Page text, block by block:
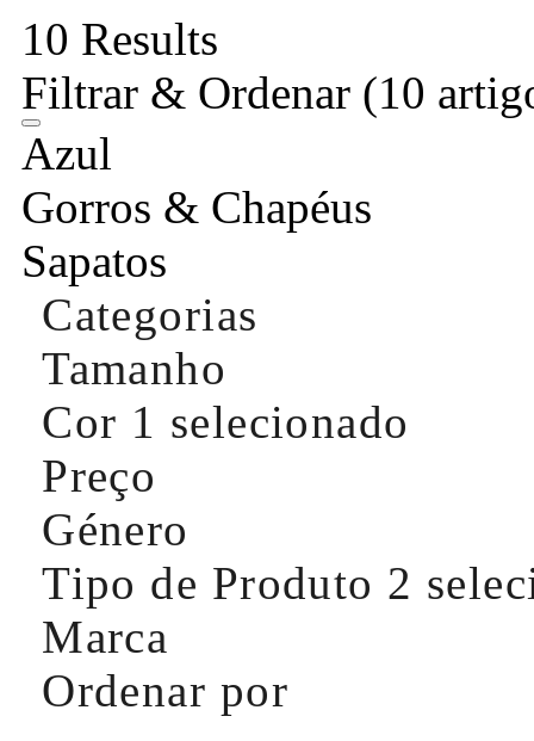
10 Results
Filtrar & Ordenar (10
Azul
Gorros & Chapéus
Sapatos
Categorias
Tamanho
Cor 1 selecionado
Preço
Género
Tipo de Produto 2
Marca
Ordenar por